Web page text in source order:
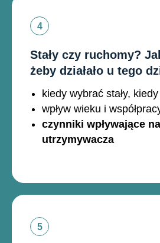
Stały czy ruchomy?
żeby działało u tego
kiedy wybrać stały,
wpływ wieku i
czynniki wpływające
utrzymywacza